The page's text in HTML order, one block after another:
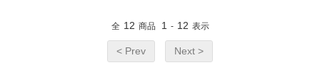
全 12 商品 1 - 12 表示
< Prev Next >